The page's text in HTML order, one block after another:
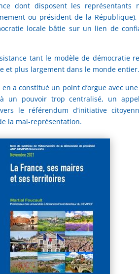
dont disposent les représentants
ou président de la
locale bâtie sur un lien de
tant le modèle de démocratie
et plus largement dans le monde entier.
a constitué un point d’orgue avec
un pouvoir trop centralisé, un
le référendum d’initiative
la mal-représentation.